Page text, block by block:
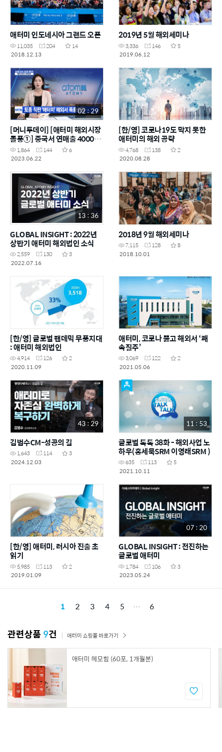
애터미 인도네시아 그랜드 오픈
11,035 204
14
2018.12.13
2019년 5월 해외세미나
3,336 146
5
2019.06.12
02 : 29
[머니투데이] [애터미 해외시장
돌풍①] 중국서 연매출 4000억
돌파…中 R&D센터 '글로컬리
제이션' 핵심
1,864 144
6
2023.06.22
[한/영] 코로나19도 막지 못한
애터미의 해외 공략
4,768 138
2
2020.08.28
13 : 36
GLOBAL INSIGHT : 2022년
상반기 애터미 해외법인 소식
2,559 130
3
2022.07.16
2018년 9월 해외세미나
7,115 128
8
2018.10.01
[한/영] 글로벌 팬데믹 무풍지대
: 애터미 해외법인
4,914 126
2
2020.11.09
애터미, 코로나 뚫고 해외서 ‘쾌
속질주’
3,069 122
2
2021.05.06
43 : 29
김범수CM-성공의 길
1,643 114
3
2024.12.03
11 : 53
글로벌 톡톡 38화 - 해외사업 노
하우(홍세묵SRM 이영래SRM )
635 113
5
2021.10.11
[한/영] 애터미, 러시아 진출 초
읽기
5,985 113
2
2019.01.09
07 : 20
GLOBAL INSIGHT : 전진하는
글로벌 애터미
1,784 106
3
2023.05.24
1 2 3 4 5 6
관련상품 9건 애터미 쇼핑몰 바로가기
애터미 헤모힘 (60포, 1개월분)